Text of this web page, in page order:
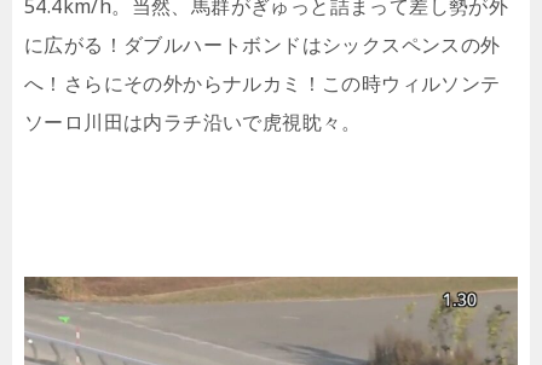
54.4km/h。当然、馬群がぎゅっと詰まって差し勢が外
に広がる！ダブルハートボンドはシックスペンスの外
へ！さらにその外からナルカミ！この時ウィルソンテ
ソーロ川田は内ラチ沿いで虎視眈々。